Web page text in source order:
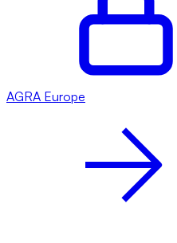
AGRA Europe